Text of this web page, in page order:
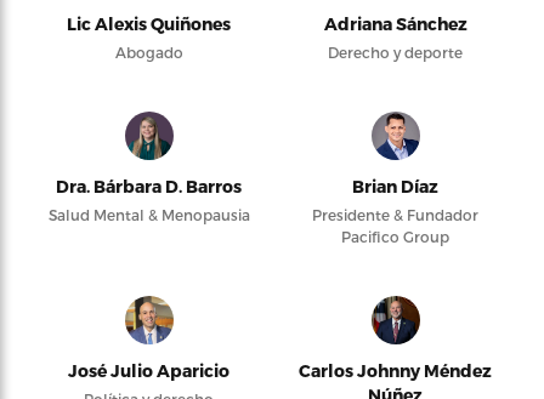
Lic Alexis Quiñones
Abogado
Adriana Sánchez
Derecho y deporte
Dra. Bárbara D. Barros
Salud Mental & Menopausia
Brian Díaz
Presidente & Fundador
Pacifico Group
José Julio Aparicio
Carlos Johnny Méndez
Núñez